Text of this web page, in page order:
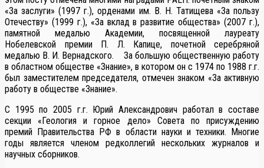
«За заслуги» (1997 г.), орденами им. В. Н. Татищева «За пользу
Отечеству» (1999 г.), «За вклад в развитие общества» (2007 г.),
памятной медалью Академии, посвященной лауреату
Нобелевской премии П. Л. Капице, почетной серебряной
медалью В. И. Вернадского. За большую общественную работу
в областном обществе «Знание», в котором он с 1974 по 1988 г.г.
был заместителем председателя, отмечен знаком «За активную
работу в обществе «Знание».
С 1995 по 2005 г.г. Юрий Александрович работал в составе
секции «Геология и горное дело» Совета по присуждению
премий Правительства РФ в области науки и техники. Многие
годы является членом редколлегий нескольких журналов и
научных сборников.